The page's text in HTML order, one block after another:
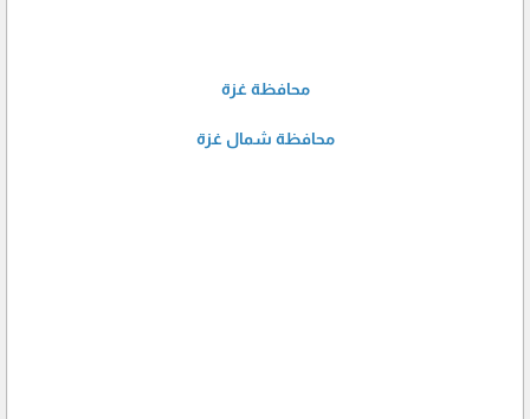
محافظة غزة
محافظة شمال غزة